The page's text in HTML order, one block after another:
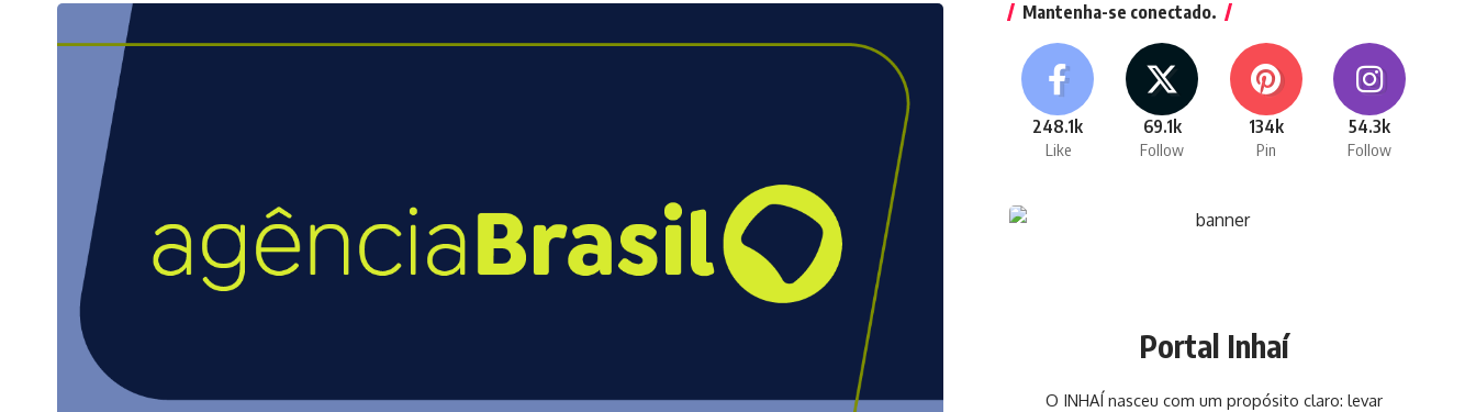
Mantenha-se conectado.
248.1k
Like
69.1k
Follow
134k
Pin
54.3k
Follow
Portal Inhaí
O INHAÍ nasceu com um propósito claro: levar